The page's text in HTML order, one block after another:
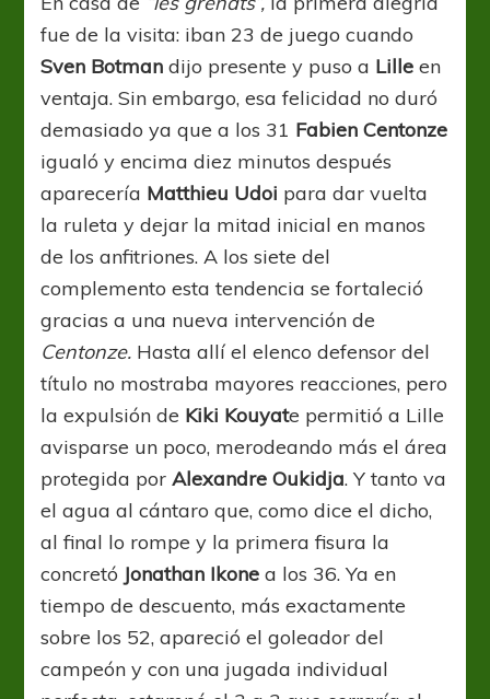
fue de la visita: iban 23 de juego cuando
Sven Botman dijo presente y puso a Lilleen
ventaja. Sin embargo, esa felicidad no duró
demasiado ya que a los 31 Fabien Centonze
igualó y encima diez minutos después
aparecería Matthieu Udoi para dar vuelta
la ruleta y dejar la mitad inicial en manos
de los anfitriones. A los siete del
complemento esta tendencia se fortaleció
gracias a una nueva intervención de
Centonze. Hasta allí el elenco defensor del
título no mostraba mayores reacciones, pero
la expulsión de Kiki Kouyate permitió a Lille
avisparse un poco, merodeando más el área
protegida por Alexandre Oukidja. Y tanto va
el agua al cántaro que, como dice el dicho,
al final lo rompe y la primera fisura la
concretó Jonathan Ikone a los 36. Ya en
tiempo de descuento, más exactamente
sobre los 52, apareció el goleador del
campeón y con una jugada individual